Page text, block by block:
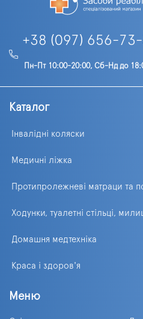
+38 (097) 656-
Пн-Пт 10:00-20:00, Сб-Нд до
Каталог
Інвалідні коляски
Медичні ліжка
Протипролежневі матраци та
Ходунки, туалетні стільці,
Домашня медтехніка
Краса і здоров'я
Меню